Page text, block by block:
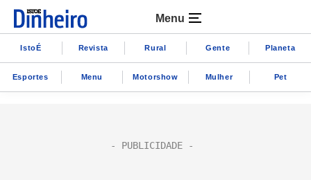
Menu
IstoÉ Revista Rural Gente Planeta
Esportes Menu Motorshow Mulher Pet